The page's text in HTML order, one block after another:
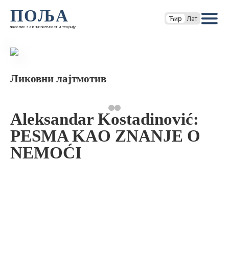
ПОЉА
часопис за књижевност и теорију
Ћир Лат
Ликовни лајтмотив
Aleksandar Kostadinović:
PESMA KAO ZNANJE O
NEMOĆI